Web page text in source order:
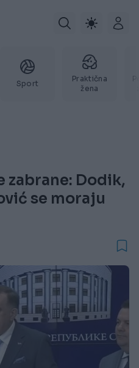
Sport
Praktična
žena
zabrane: Dodik,
se moraju